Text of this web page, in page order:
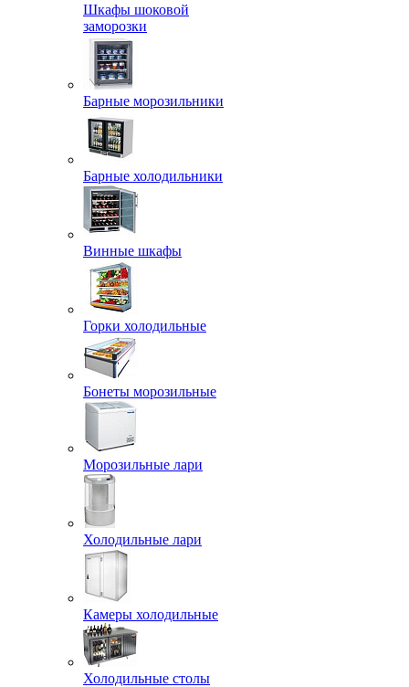
Шкафы шоковой
заморозки
Барные морозильники
Барные холодильники
Винные шкафы
Горки холодильные
Бонеты морозильные
Морозильные лари
Холодильные лари
Камеры холодильные
Холодильные столы